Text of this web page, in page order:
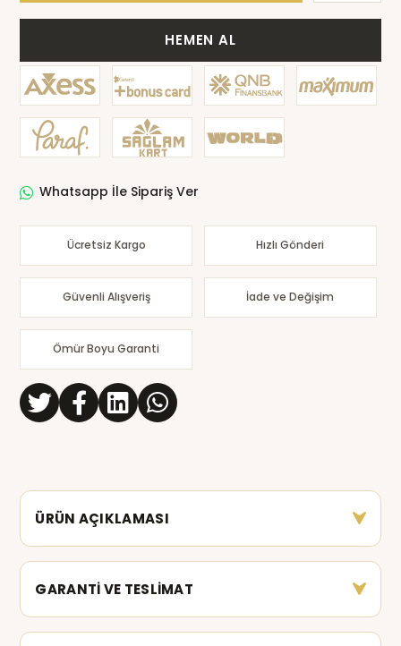
HEMEN AL
Whatsapp İle Sipariş Ver
Ücretsiz Kargo Hızlı Gönderi
Güvenli Alışveriş İade ve Değişim
Ömür Boyu Garanti
ÜRÜN AÇIKLAMASI
GARANTİ VE TESLİMAT